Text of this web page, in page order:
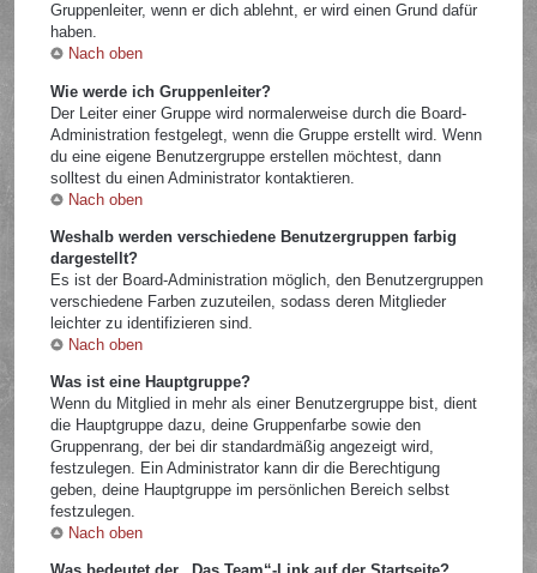
Gruppenleiter, wenn er dich ablehnt, er wird einen Grund dafür
haben.
Nach oben
Wie werde ich Gruppenleiter?
Der Leiter einer Gruppe wird normalerweise durch die Board-
Administration festgelegt, wenn die Gruppe erstellt wird. Wenn
du eine eigene Benutzergruppe erstellen möchtest, dann
solltest du einen Administrator kontaktieren.
Nach oben
Weshalb werden verschiedene Benutzergruppen farbig
dargestellt?
Es ist der Board-Administration möglich, den Benutzergruppen
verschiedene Farben zuzuteilen, sodass deren Mitglieder
leichter zu identifizieren sind.
Nach oben
Was ist eine Hauptgruppe?
Wenn du Mitglied in mehr als einer Benutzergruppe bist, dient
die Hauptgruppe dazu, deine Gruppenfarbe sowie den
Gruppenrang, der bei dir standardmäßig angezeigt wird,
festzulegen. Ein Administrator kann dir die Berechtigung
geben, deine Hauptgruppe im persönlichen Bereich selbst
festzulegen.
Nach oben